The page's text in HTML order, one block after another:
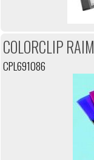
COLORCLIP
CPL691086